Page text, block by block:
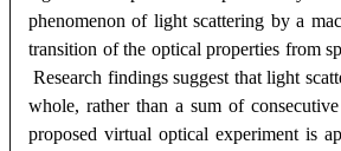
phenomenon of light scattering by a
transition of the optical properties from
Research findings suggest that light
whole, rather than a sum of
proposed virtual optical experiment is